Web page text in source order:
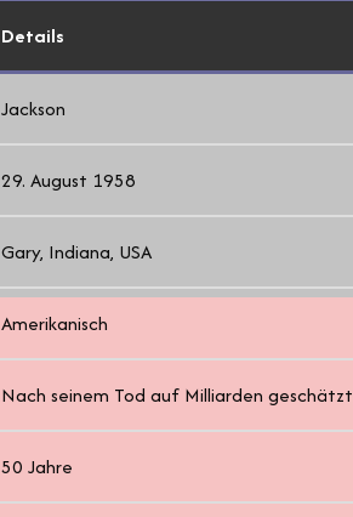
Details
Jackson
29. August 1958
Gary, Indiana, USA
Amerikanisch
Nach seinem Tod auf Milliarden geschätzt
50 Jahre